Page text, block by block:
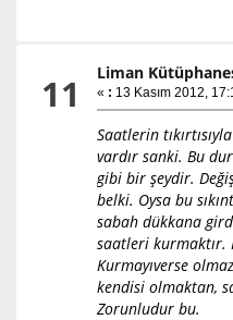
11 Liman
« : 13 Kasım 2012,
Saatlerin
vardır sanki. Bu
gibi bir şeydir.
belki. Oysa bu
sabah dükkana
saatleri kurmaktır.
Kurmayıverse
kendisi olmaktan,
Zorunludur bu.